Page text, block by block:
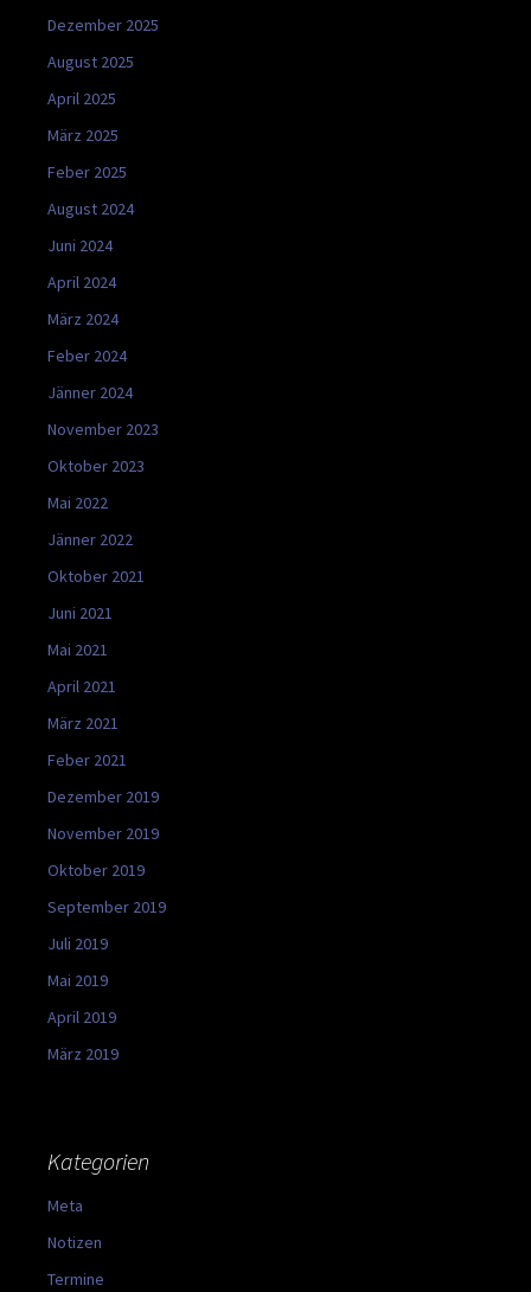
Dezember 2025
August 2025
April 2025
März 2025
Feber 2025
August 2024
Juni 2024
April 2024
März 2024
Feber 2024
Jänner 2024
November 2023
Oktober 2023
Mai 2022
Jänner 2022
Oktober 2021
Juni 2021
Mai 2021
April 2021
März 2021
Feber 2021
Dezember 2019
November 2019
Oktober 2019
September 2019
Juli 2019
Mai 2019
April 2019
März 2019
Kategorien
Meta
Notizen
Termine